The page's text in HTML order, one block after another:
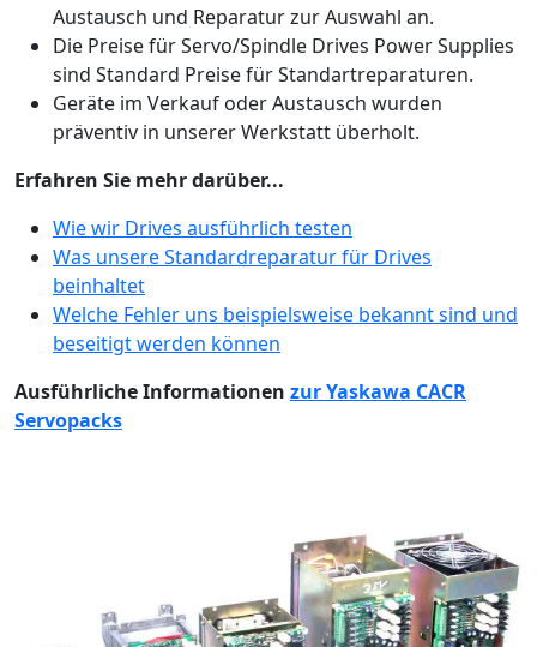
Austausch und Reparatur zur Auswahl an.
Die Preise für Servo/Spindle Drives Power Supplies
sind Standard Preise für Standartreparaturen.
Geräte im Verkauf oder Austausch wurden
präventiv in unserer Werkstatt überholt.
Erfahren Sie mehr darüber...
Wie wir Drives ausführlich testen
Was unsere Standardreparatur für Drives
beinhaltet
Welche Fehler uns beispielsweise bekannt sind und
beseitigt werden können
Ausführliche Informationen zur Yaskawa CACR
Servopacks